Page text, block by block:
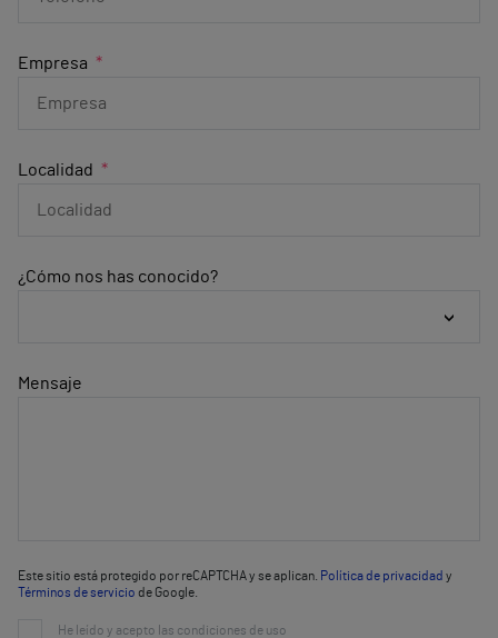
Empresa
Localidad
¿Cómo nos has conocido?
Mensaje
Este sitio está protegido por reCAPTCHA y se aplican. Política de privacidad y
Términos de servicio de Google.
He leído y acepto las condiciones de uso